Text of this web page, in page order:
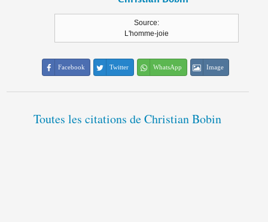
Source:
L'homme-joie
Facebook Twitter WhatsApp Image
Toutes les citations de Christian Bobin